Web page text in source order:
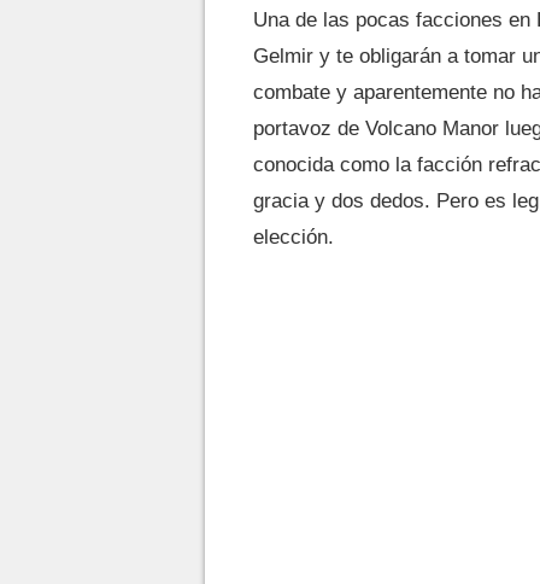
Una de las pocas facciones
Gelmir y te obligarán a tomar
combate y aparentemente no
portavoz de Volcano Manor
conocida como la facción
gracia y dos dedos. Pero es
elección.